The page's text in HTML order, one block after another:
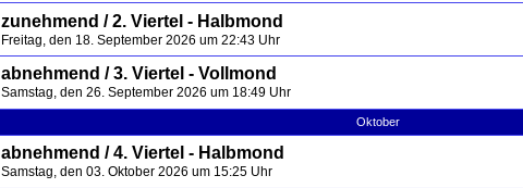
zunehmend / 2. Viertel - Halbmond
Freitag, den 18. September 2026 um 22:43 Uhr
abnehmend / 3. Viertel - Vollmond
Samstag, den 26. September 2026 um 18:49 Uhr
Oktober
abnehmend / 4. Viertel - Halbmond
Samstag, den 03. Oktober 2026 um 15:25 Uhr